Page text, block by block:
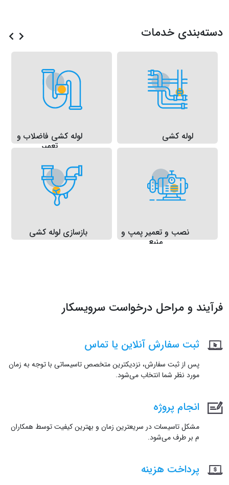
دسته‌بندی‌ خدمات
لوله کشی
نصب و تعمیر پمپ و
منبع
لوله کشی فاضلاب و
تعمیر
بازسازی لوله کشی
فرآیند و مراحل درخواست سرویسکار
ثبت سفارش آنلاین یا تماس
پس از ثبت سفارش، نزدیکترین متخصص تاسیساتی با توجه به زمان
مورد نظر شما انتخاب می‌شود.
انجام پروژه
مشکل تاسیسات در سریعترین زمان و بهترین کیفیت توسط همکاران
م بر طرف می‌شود.
پرداخت هزینه